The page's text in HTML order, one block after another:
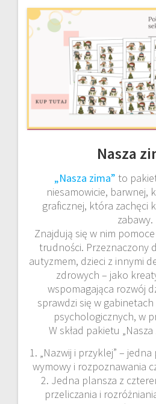
Nasza
„Nasza zima” to
niesamowicie, barwnej,
graficznej, która zachęci
zabawy.
Znajdują się w nim
trudności. Przeznaczony
autyzmem, dzieci z innymi
zdrowych – jako
wspomagająca rozwój
sprawdzi się w
psychologicznych, w
W skład pakietu
1. „Nazwij i przyklej” –
wymowy i rozpoznawania
2. Jedna plansza z
przeliczania i